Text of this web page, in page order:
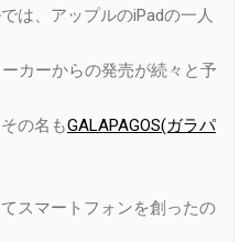
は、アップルのiPadの一人
カーからの発売が続々と予
の名もGALAPAGOS(ガラパ
スマートフォンを創ったの